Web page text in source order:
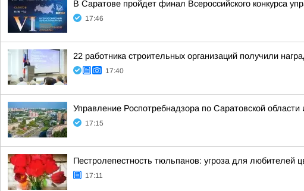
В Саратове пройдет финал Всероссийского конкурса
17:46
22 работника строительных организаций получили
17:40
Управление Роспотребнадзора по Саратовской
17:15
Пестролепестность тюльпанов: угроза для любителей
17:11